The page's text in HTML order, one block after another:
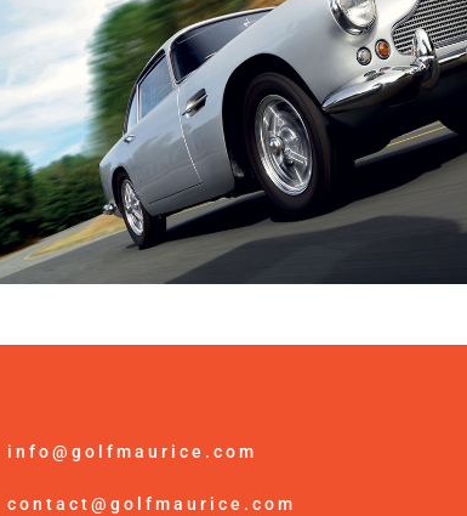
info@golfmaurice.com
contact@golfmaurice.com